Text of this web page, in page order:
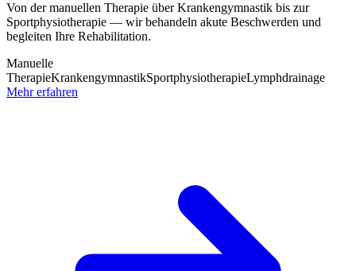
Von der manuellen Therapie über Krankengymnastik bis zur
Sportphysiotherapie — wir behandeln akute Beschwerden und
begleiten Ihre Rehabilitation.
Manuelle
TherapieKrankengymnastikSportphysiotherapieLymphdrainage
Mehr erfahren